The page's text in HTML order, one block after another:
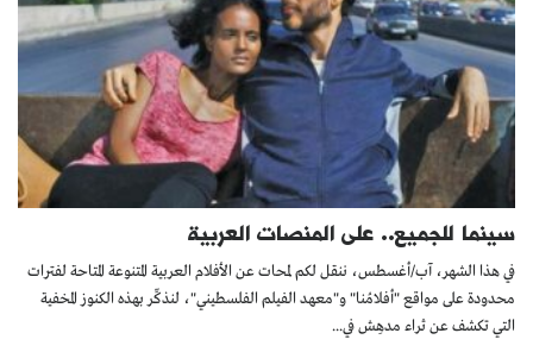
سينما للجميع.. على المنصات العربية
في هذا الشهر، آب/أغسطس، ننقل لكم لمحات عن الأفلام العربية المتنوعة المتاحة لفترات
محدودة على مواقع "أفلامُنا" و"معهد الفيلم الفلسطيني"، لنذكِّر بهذه الكنوز المخفية
التي تكشف عن ثراء مدهِش في...